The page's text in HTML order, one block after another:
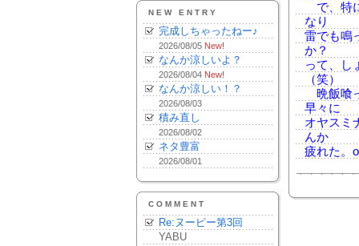
NEW ENTRY
完成しちゃったねー♪
2026/08/05 New!
なんか涼しいよ？
2026/08/04 New!
なんか涼しい！？
2026/08/03
積み直し
2026/08/02
ネタ豊富
2026/08/01
COMMENT
Re:ヌーピー第3回
YABU
で、特
なり
雷でも鳴
か？
って、し
（笑）
晩飯喰
早々に
オヤスミ
んか
疲れた。